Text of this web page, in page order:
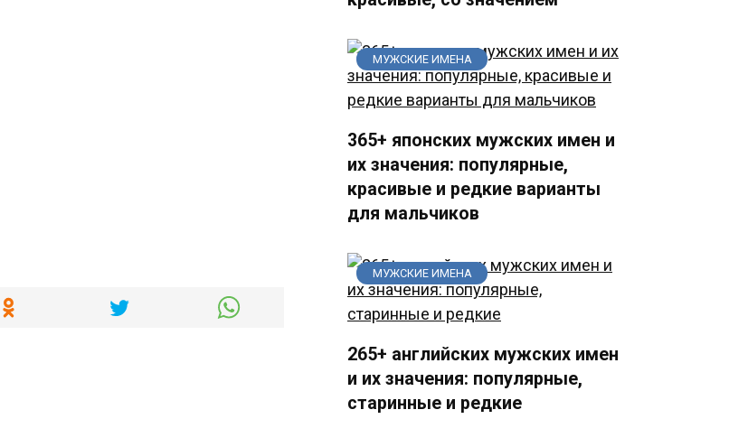
МУЖСКИЕ ИМЕНА
365+ японских мужских имен и
их значения: популярные,
красивые и редкие варианты
для мальчиков
МУЖСКИЕ ИМЕНА
265+ английских мужских имен
и их значения: популярные,
старинные и редкие